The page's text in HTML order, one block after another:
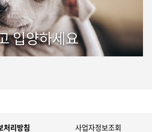
입양하세요
처리방침 사업자정보조회